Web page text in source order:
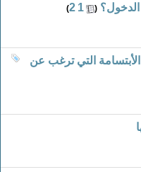
‏
(
1
2
)
التي ترغب عن